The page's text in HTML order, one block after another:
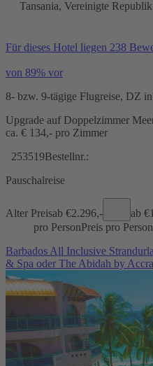
Tansania, Vereinigte
Für dieses Hotel liegen 238
von 89% vor
8- bzw. 9-tägige Flugreise, DZ
Upgrade auf Doppelzimmer
ca. € 134,- pro Zimmer
253519Bestellnr.:
Pauschalreise
Alter Preisab €2.296,- ab €
pro PersonPreis pro Person
Barbados All Inclusive
& Spa oder The Abidah by Accra